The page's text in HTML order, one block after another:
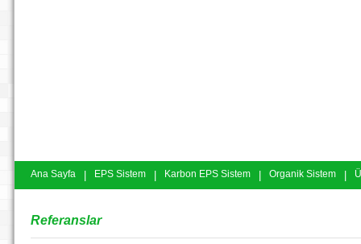
Ana Sayfa EPS Sistem Karbon EPS Sistem Organik Sistem
Referanslar